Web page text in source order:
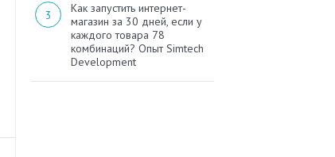
Как запустить интернет-
магазин за 30 дней, если у
каждого товара 78
комбинаций? Опыт Simtech
Development